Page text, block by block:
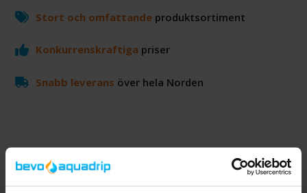
Stort och omfattande produktsortiment
Konkurrenskraftiga priser
Snabb leverans över hela Norden
Produktinformation